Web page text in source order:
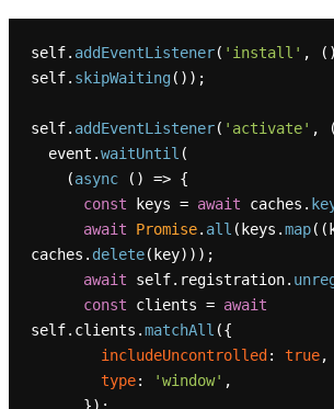
self. addEventListener( 'install' ,
self. skipWaiting());
self. addEventListener( 'activate' , (
  event.
waitUntil (
    (
async () => {
const keys = await caches.
await
Promise. all (keys.map( (
caches. delete(key)));
await self. registration.
const clients = await
self. clients .matchAll ({
includeUncontrolled: true,
type: 'window' ,